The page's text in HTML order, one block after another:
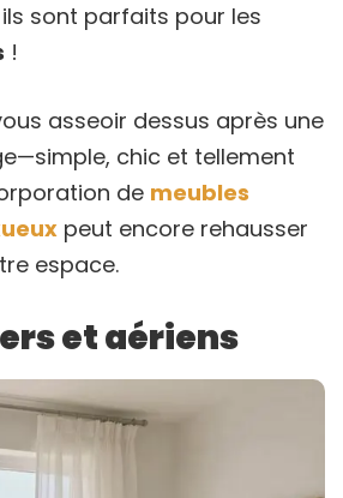
ils sont parfaits pour les
!
asseoir dessus après une
chic et tellement
de meubles
peut encore rehausser
espace.
et aériens